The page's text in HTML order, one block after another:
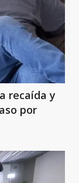
recaída y
por